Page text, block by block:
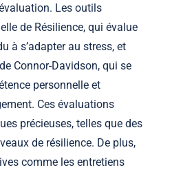
Les outils
de Résilience, qui évalue
à s’adapter au stress, et
Connor-Davidson, qui se
personnelle et
Ces évaluations
précieuses, telles que des
de résilience. De plus,
comme les entretiens